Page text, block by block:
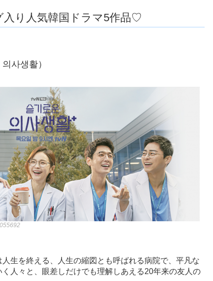
入り人気韓国ドラマ5作品♡
사생활）
生を終える、人生の縮図とも呼ばれる病院で、平凡な
人々と、眼差しだけでも理解しあえる20年来の友人の